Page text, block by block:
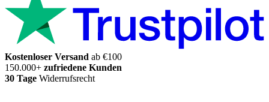
Kostenloser Versand ab €100
150.000+ zufriedene Kunden
30 Tage Widerrufsrecht